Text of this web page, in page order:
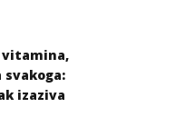
vitamina,
svakoga:
izaziva